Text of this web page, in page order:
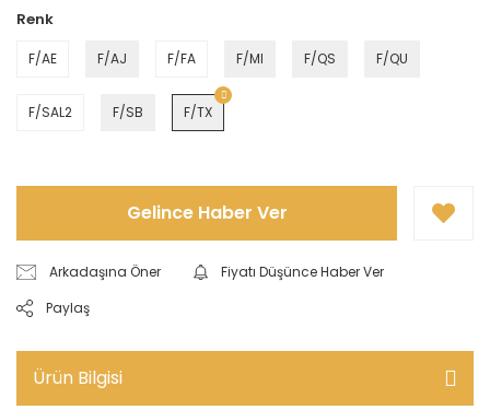
Renk
F/AE F/AJ F/FA F/MI F/QS F/QU
F/SAL2 F/SB F/TX
Gelince Haber Ver
Arkadaşına Öner
Fiyatı Düşünce Haber Ver
Paylaş
Ürün Bilgisi